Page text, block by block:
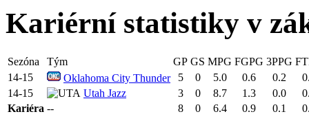
Kariérní statistiky v
Sezóna Tým GP GS MPG FGPG 3PPG
14-15
Oklahoma City Thunder 5 0 5.0 0.6 0.2
14-15
Utah Jazz 3 0 8.7 1.3 0.0
Kariéra -- 8 0 6.4 0.9 0.1